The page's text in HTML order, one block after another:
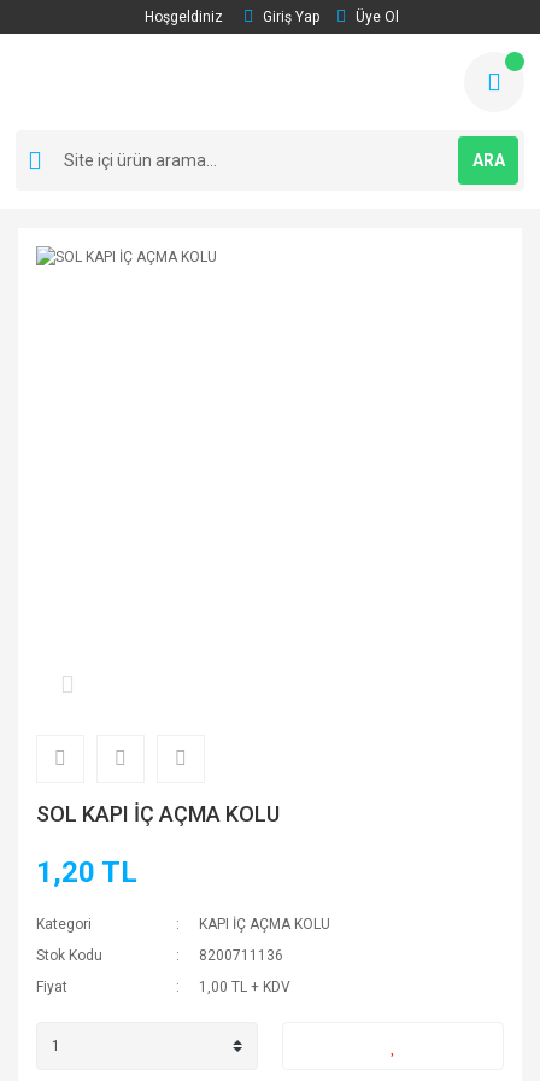
Hoşgeldiniz Giriş Yap Üye Ol
ARA
SOL KAPI İÇ AÇMA KOLU
1,20 TL
Kategori
KAPI İÇ AÇMA KOLU
Stok Kodu
8200711136
Fiyat
1,00 TL + KDV